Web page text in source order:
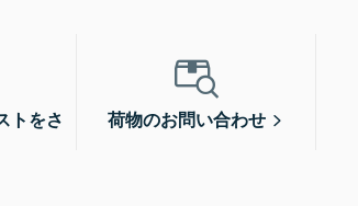
トをさ
荷物のお問い合わせ